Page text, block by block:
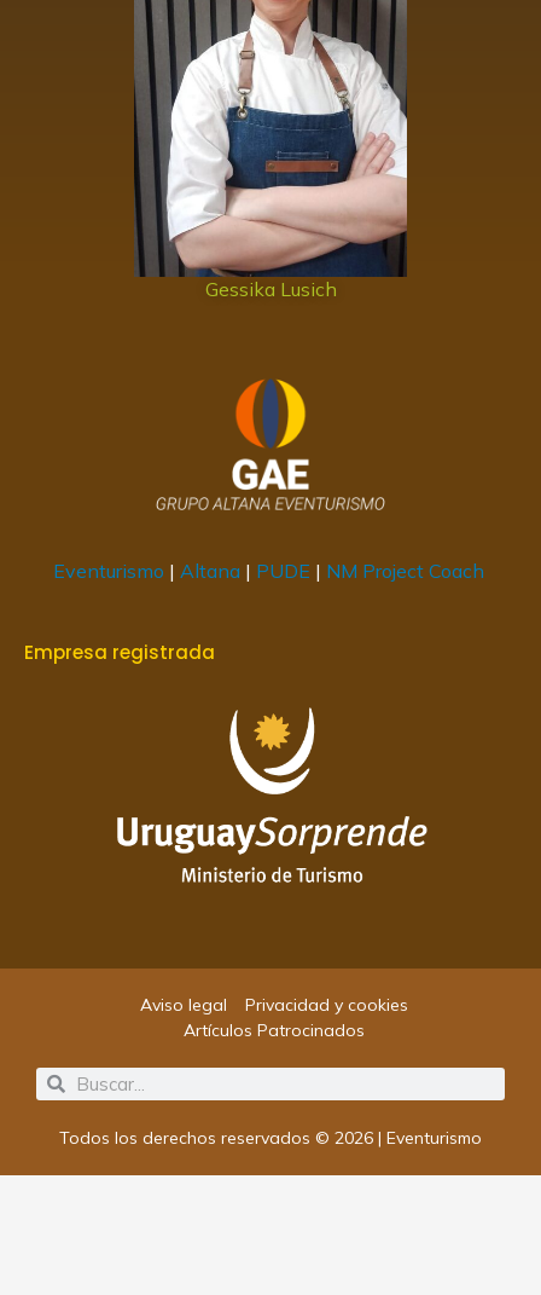
Gessika Lusich
Eventurismo | Altana | PUDE | NM Project Coach
Empresa registrada
Todos los derechos reservados © 2026 | Eventurismo
SearchSearch
Aviso legal
Privacidad y cookies
Artículos Patrocinados